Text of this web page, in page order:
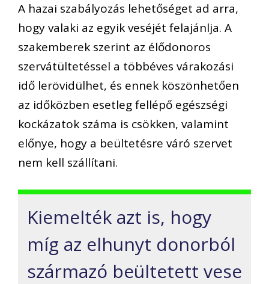
A hazai szabályozás lehetőséget ad arra,
hogy valaki az egyik veséjét felajánlja. A
szakemberek szerint az élődonoros
szervátültetéssel a többéves várakozási
idő lerövidülhet, és ennek köszönhetően
az időközben esetleg fellépő egészségi
kockázatok száma is csökken, valamint
előnye, hogy a beültetésre váró szervet
nem kell szállítani.
Kiemelték azt is, hogy
míg az elhunyt donorból
származó beültetett vese